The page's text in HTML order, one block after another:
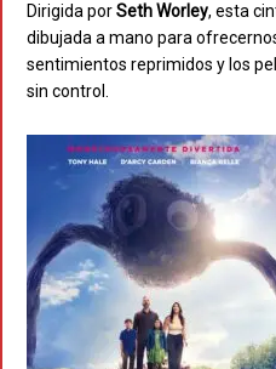
Dirigida porSeth Worley, esta
dibujada a mano para
sentimientos reprimidos y los
sin control.